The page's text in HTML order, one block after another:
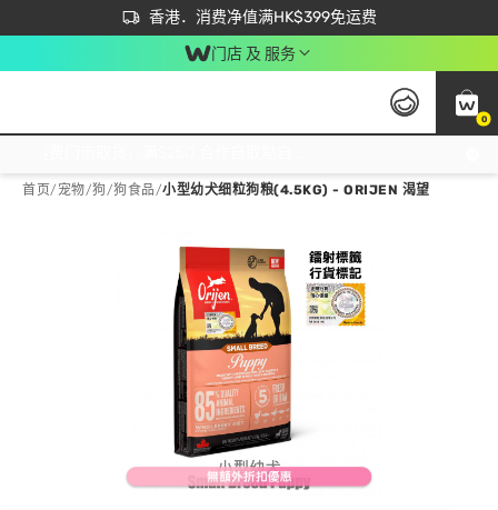
香港．消费净值满HK$399免运费
立即成为易赏钱会员尽享独家优惠
首次APP下单买满$450 输入 NEWAPP 即减$50
门店 及 服务
0
首页/ 宠物/狗/狗食品/小型幼犬细粒狗粮(4.5KG) - ORIJEN 渴望